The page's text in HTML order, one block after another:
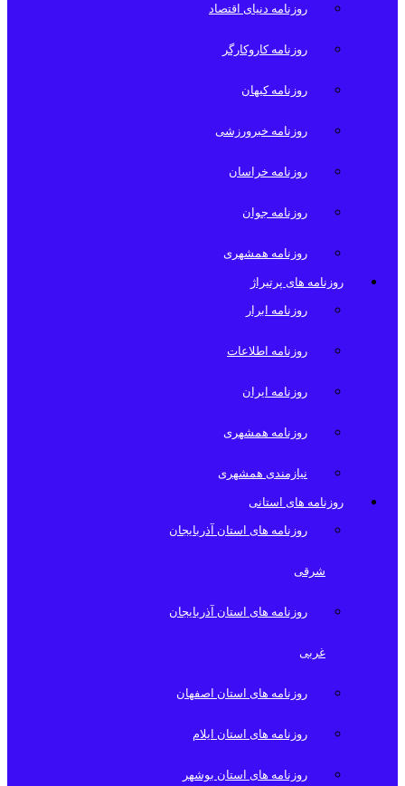
روزنامه دنیای اقتصاد
روزنامه کاروکارگر
روزنامه کیهان
روزنامه خبرورزشی
روزنامه خراسان
روزنامه جوان
روزنامه همشهری
روزنامه های پرتیراژ
روزنامه ابرار
روزنامه اطلاعات
روزنامه ایران
روزنامه همشهری
نیازمندی همشهری
روزنامه های استانی
روزنامه های استان آذربایجان
شرقی
روزنامه های استان آذربایجان
غربی
روزنامه های استان اصفهان
روزنامه های استان ایلام
روزنامه های استان بوشهر